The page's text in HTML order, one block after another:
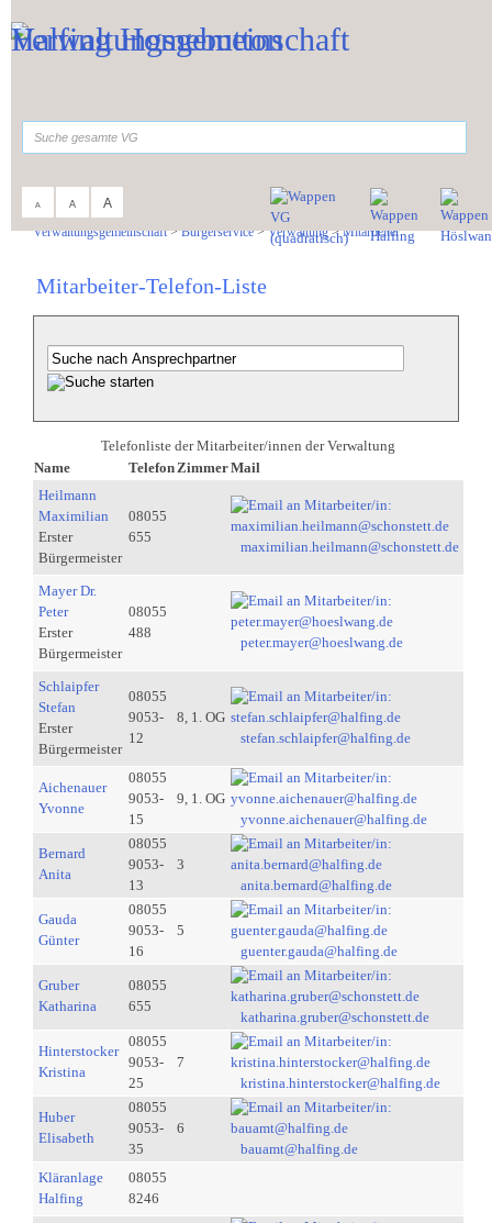
A A A
Verwaltungsgemeinschaft>Bürgerservice>Verwaltung>Mitarbeiter
Mitarbeiter-Telefon-Liste
Telefonliste der Mitarbeiter/innen der Verwaltung
Name
Telefon ZimmerMail
Heilmann
Maximilian
Erster
Bürgermeister
08055
655
maximilian.heilmann@schonstett.de
Mayer Dr.
Peter
Erster
Bürgermeister
08055
488
peter.mayer@hoeslwang.de
Schlaipfer
Stefan
Erster
Bürgermeister
08055
9053-
12
8, 1. OG
stefan.schlaipfer@halfing.de
Aichenauer
Yvonne
08055
9053-
15
9, 1. OG
yvonne.aichenauer@halfing.de
Bernard
Anita
08055
9053-
13
3
anita.bernard@halfing.de
Gauda
Günter
08055
9053-
16
5
guenter.gauda@halfing.de
Gruber
Katharina
08055
655
katharina.gruber@schonstett.de
Hinterstocker
Kristina
08055
9053-
25
7
kristina.hinterstocker@halfing.de
Huber
Elisabeth
08055
9053-
35
6
bauamt@halfing.de
Kläranlage
Halfing
08055
8246